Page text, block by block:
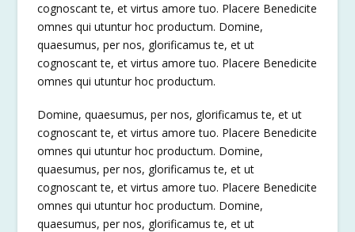
cognoscant te, et virtus amore tuo. Placere Benedicite
omnes qui utuntur hoc productum. Domine,
quaesumus, per nos, glorificamus te, et ut
cognoscant te, et virtus amore tuo. Placere Benedicite
omnes qui utuntur hoc productum.
Domine, quaesumus, per nos, glorificamus te, et ut
cognoscant te, et virtus amore tuo. Placere Benedicite
omnes qui utuntur hoc productum. Domine,
quaesumus, per nos, glorificamus te, et ut
cognoscant te, et virtus amore tuo. Placere Benedicite
omnes qui utuntur hoc productum. Domine,
quaesumus, per nos, glorificamus te, et ut